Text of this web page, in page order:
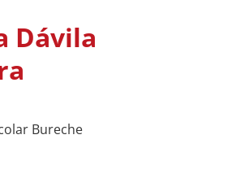
Dávila
Bureche